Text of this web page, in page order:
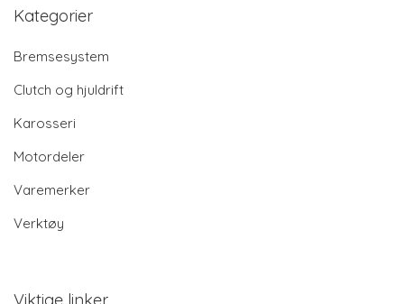
Kategorier
Bremsesystem
Clutch og hjuldrift
Karosseri
Motordeler
Varemerker
Verktøy